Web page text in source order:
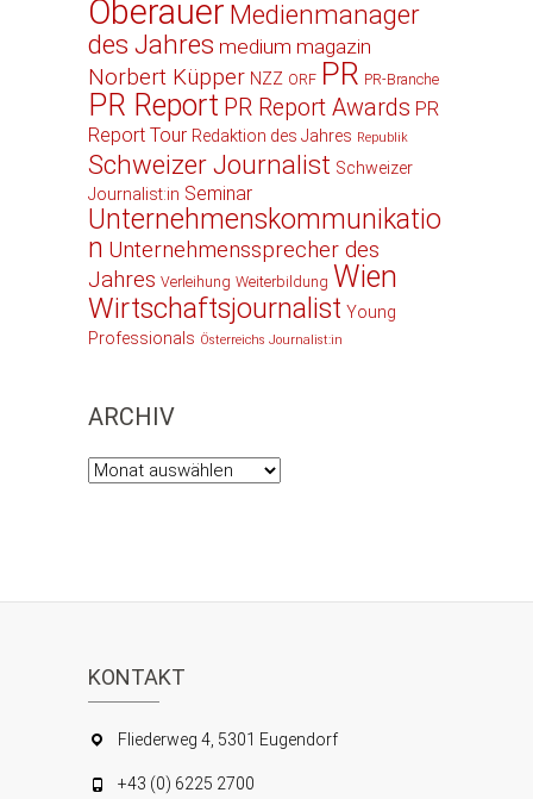
Oberauer Medienmanager
des Jahres medium magazin
Norbert Küpper NZZ ORF PR PR-Branche
PR Report PR Report Awards PR
Report Tour Redaktion des Jahres Republik
Schweizer Journalist Schweizer
Journalist:in Seminar
Unternehmenskommunikatio
n Unternehmenssprecher des
Jahres Verleihung Weiterbildung Wien
Wirtschaftsjournalist Young
Professionals Österreichs Journalist:in
ARCHIV
Archiv
KONTAKT
Fliederweg 4, 5301 Eugendorf
+43 (0) 6225 2700